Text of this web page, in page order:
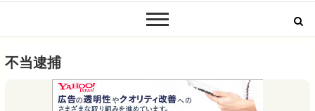
QAB NEWS Headline
不当逮捕